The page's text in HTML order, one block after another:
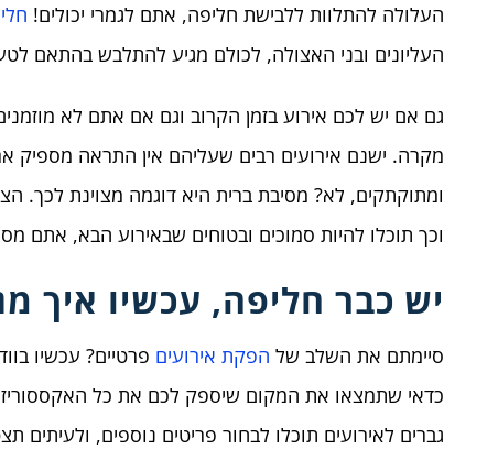
העלולה להתלוות ללבישת חליפה, אתם לגמרי יכולים!
העליונים ובני האצולה, לכולם מגיע להתלבש בהתאם
גם אם יש לכם אירוע בזמן הקרוב וגם אם אתם לא
מקרה. ישנם אירועים רבים שעליהם אין התראה מספיק
ומתוקתקים, לא? מסיבת ברית היא דוגמה מצוינת לכך.
וכך תוכלו להיות סמוכים ובטוחים שבאירוע הבא, אתם
יש כבר חליפה, עכשיו איך
סיימתם את השלב של הפקת אירועים פרטיים? עכשיו
כדאי שתמצאו את המקום שיספק לכם את כל
גברים לאירועים תוכלו לבחור פריטים נוספים, ולעיתים